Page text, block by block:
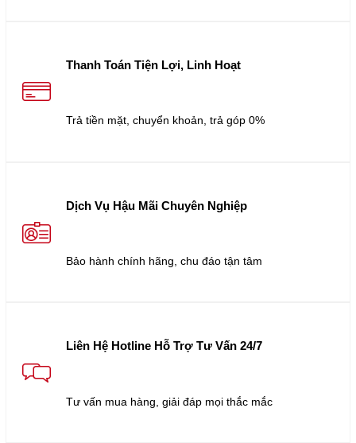
Thanh Toán Tiện Lợi, Linh Hoạt
Trả tiền mặt, chuyển khoản, trả góp 0%
Dịch Vụ Hậu Mãi Chuyên Nghiệp
Bảo hành chính hãng, chu đáo tận tâm
Liên Hệ Hotline Hỗ Trợ Tư Vấn 24/7
Tư vấn mua hàng, giải đáp mọi thắc mắc